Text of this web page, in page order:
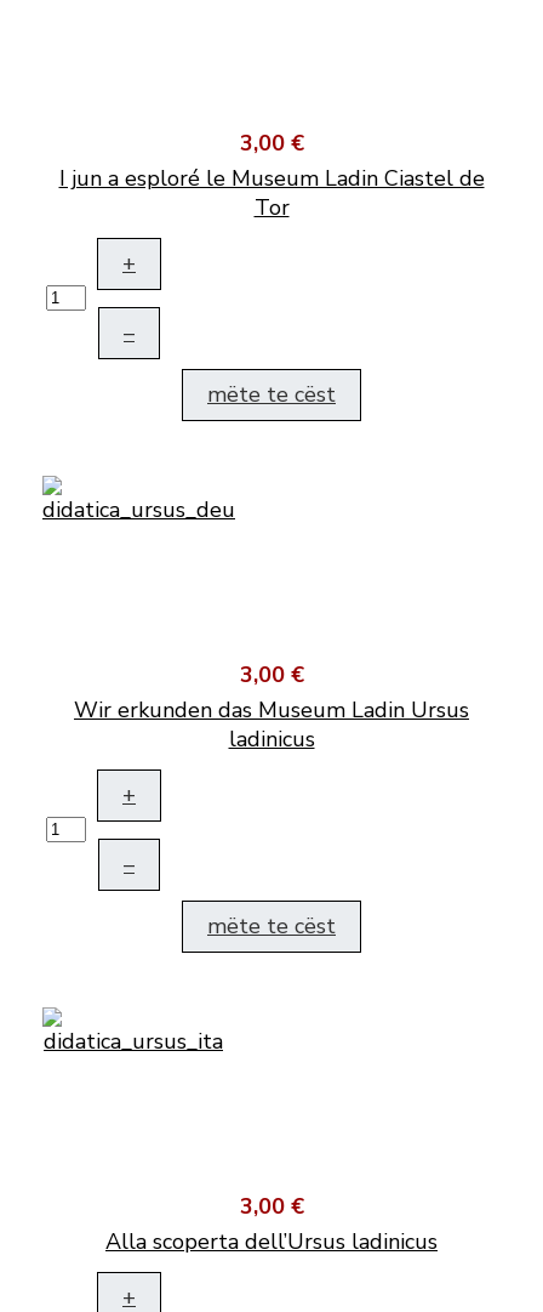
3,00 €
I jun a esploré le Museum Ladin Ciastel de
Tor
+
–
mëte te cëst
3,00 €
Wir erkunden das Museum Ladin Ursus
ladinicus
+
–
mëte te cëst
3,00 €
Alla scoperta dell’Ursus ladinicus
+